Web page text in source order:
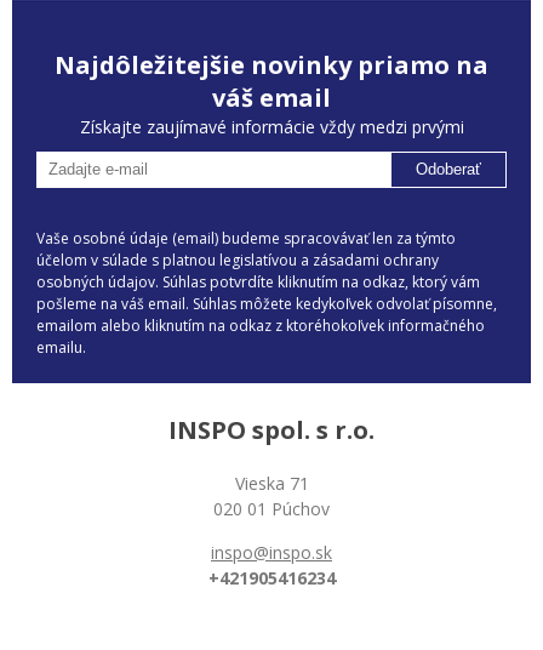
Najdôležitejšie novinky priamo na
váš email
Získajte zaujímavé informácie vždy medzi prvými
Odoberať
Vaše osobné údaje (email) budeme spracovávať len za týmto
účelom v súlade s platnou legislatívou a zásadami ochrany
osobných údajov. Súhlas potvrdíte kliknutím na odkaz, ktorý vám
pošleme na váš email. Súhlas môžete kedykoľvek odvolať písomne,
emailom alebo kliknutím na odkaz z ktoréhokoľvek informačného
emailu.
INSPO spol. s r.o.
Vieska 71
020 01 Púchov
inspo@inspo.sk
+421905416234